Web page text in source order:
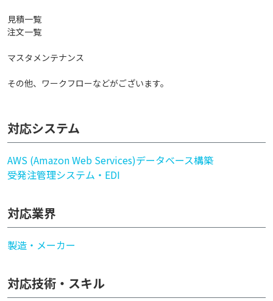
見積一覧
注文一覧
マスタメンテナンス
その他、ワークフローなどがございます。
対応システム
AWS (Amazon Web Services)データベース構築
受発注管理システム・EDI
対応業界
製造・メーカー
対応技術・スキル